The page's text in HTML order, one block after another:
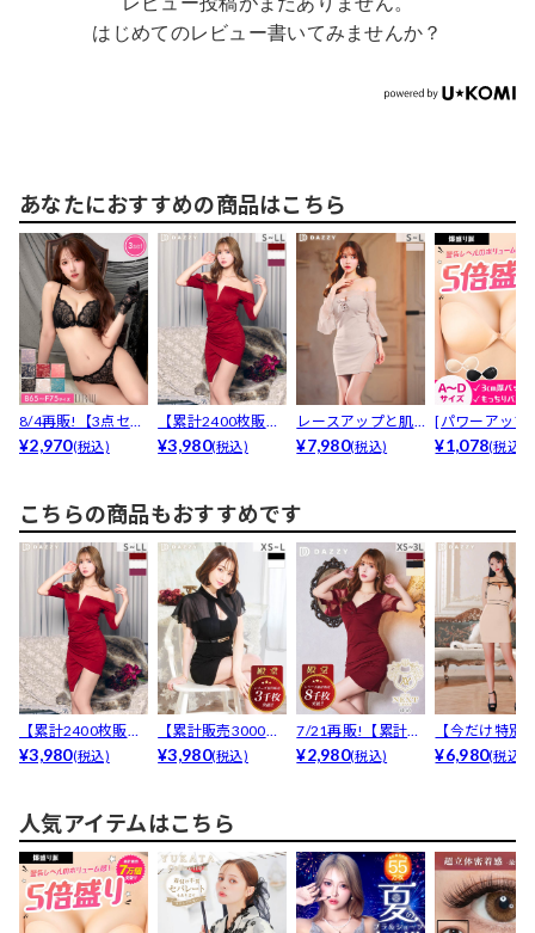
はじめてのレビュー書いてみませんか？
あなたにおすすめの商品はこちら
8/4再販!【3点セッ
ト】【三上悠亜着...
¥2,970(税込)
【累計2400枚販売,
LLあり】濃色ワ...
¥3,980(税込)
レースアップと肌
魅せレースがSEXY
¥7,980(税込)
[パワーアップ
最強5倍盛りア
¥1,078(税込)
こちらの商品もおすすめです
【累計2400枚販売,
LLあり】濃色ワ...
¥3,980(税込)
【累計販売3000枚
以上】「着やせす
¥3,980(税込)
7/21再販!【累計販
売7000枚以上...
¥2,980(税込)
【今だけ特別
格】7/28再販!
¥6,980(税込)
人気アイテムはこちら